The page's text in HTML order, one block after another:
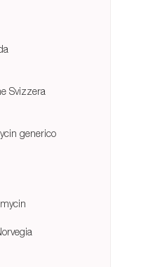
Svizzera
generico